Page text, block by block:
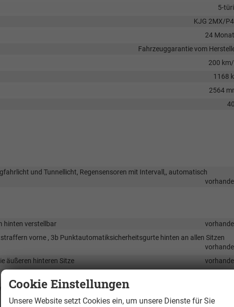
5-
KJG 2MX/
24
Fahrzeuggarantie vom
200
1168
2564
40 l
und Tunnellicht, Regensensoren mit Intervall,, automatisch
hinten verstellbar
vorne , 3b Punktautomatiksicherheitsgurte hinten an allen Sitzen
äußeren hinteren Sitze
nur bei DSG Getrieb4e)
vorhanden
Cookie Einstellungen
Unsere Website setzt Cookies ein, um unsere Dienste für Sie